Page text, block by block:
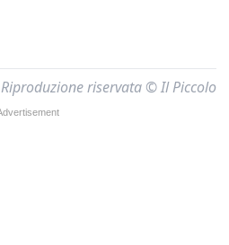
Riproduzione riservata © Il Piccolo